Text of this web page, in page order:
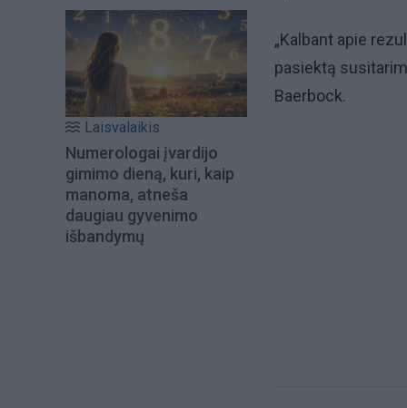
Laisvalaikis
Numerologai įvardijo
gimimo dieną, kuri, kaip
manoma, atneša
daugiau gyvenimo
išbandymų
„Kalbant apie
pasiektą
Baerbock.